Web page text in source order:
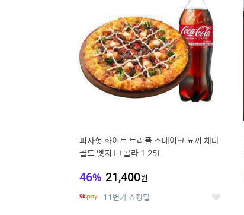
피자헛 화이트 트러플 스테이크 뇨끼 체다
골드 엣지 L+콜라 1.25L
46% 21,400원
11번가 쇼킹딜 좋